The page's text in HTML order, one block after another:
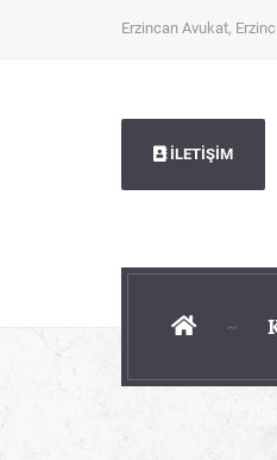
Erzincan Avukat,
İLETİŞİM